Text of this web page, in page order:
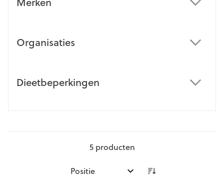
Organisaties
Dieetbeperkingen
5producten
Sorteer op: